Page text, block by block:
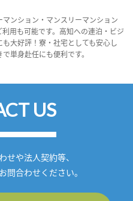
ンション・マンスリーマンション
用も可能です。高知への連泊・ビジ
大好評！寮・社宅としても安心し
単身赴任にも便利です。
US
せや法人契約等、
問合わせください。